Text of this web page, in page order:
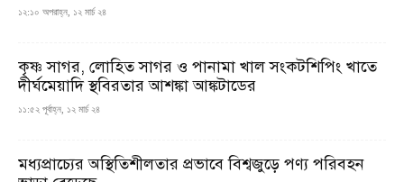
১২:১০ অপরাহ্ন, ১২ মার্চ ২৪
কৃষ্ণ সাগর, লোহিত সাগর ও পানামা খাল সংকটশিপিং খাতে
দীর্ঘমেয়াদি স্থবিরতার আশঙ্কা আঙ্কটাডের
১১:৫২ পূর্বাহ্ন, ১২ মার্চ ২৪
মধ্যপ্রাচ্যের অস্থিতিশীলতার প্রভাবে বিশ্বজুড়ে পণ্য পরিবহন